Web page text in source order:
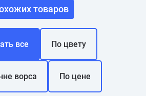
товаров
все По цвету
ворса По цене